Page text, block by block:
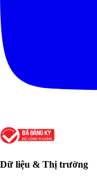
Dữ liệu & Thị trường